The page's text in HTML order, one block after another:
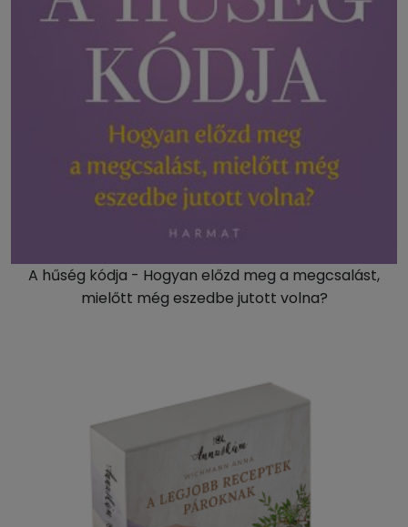
A hűség kódja - Hogyan előzd meg a megcsalást,
mielőtt még eszedbe jutott volna?